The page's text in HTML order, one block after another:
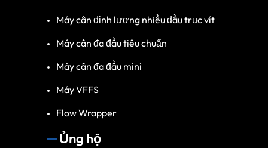
Máy cân định lượng nhiều đầu trục vít
Máy cân đa đầu tiêu chuẩn
Máy cân đa đầu mini
Máy VFFS
Flow Wrapper
Ủng hộ